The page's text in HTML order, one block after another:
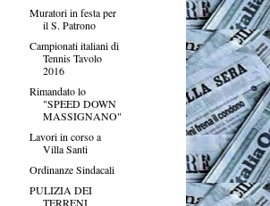
Muratori in festa per
il S. Patrono
Campionati italiani di
Tennis Tavolo
2016
Rimandato lo
"SPEED DOWN
MASSIGNANO"
Lavori in corso a
Villa Santi
Ordinanze Sindacali
PULIZIA DEI
TERRENI